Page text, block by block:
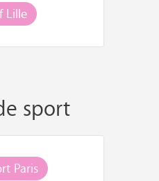
Lille
sport
Paris